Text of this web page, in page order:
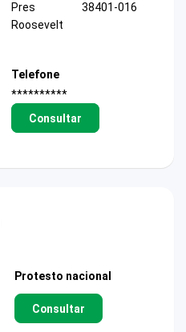
Pres
Roosevelt
38401-016
Telefone
**********
Consultar
Protesto nacional
Consultar